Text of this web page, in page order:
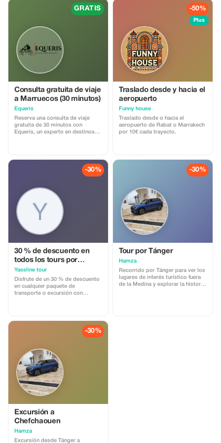
finalizar cuatro días después en la
vibrante ciudad de Marrakech.
GRATIS
Consulta gratuita de viaje
a Marruecos (30 minutos)
Equeris
Reserva una consulta de viaje
gratuita de 30 minutos con
Equeris, un experto en destinos
Marruecos con claridad y
confianza. Discutiremos tu estilo
de viaje, ideas de itinerario,
información local, con consejos
honestos y prácticos. Lo que
incluye: • Guía personalizada del
viaje • Recomendaciones sobre
destino y ruta • Asesoramiento
sobre alojamiento y experiencias
• Consejos culturales e
información local Sin obligaciones
ni costes ocultos. Perfecto para
viajeros que desean
asesoramiento especializado
antes de reservar o finalizar sus
planes.
-50%
Plus
Traslado desde y hacia el
aeropuerto
Funny house
Traslado desde o hacia el
aeropuerto de Rabat o Marrakech
por 10€ cada trayecto.
-30%
30 % de descuento en
todos los tours por
Marruecos
Yassline tour
Disfrute de un 30 % de descuento
en cualquier paquete de
transporte o excursión con
-30%
Tour por Tánger
Hamza
Recorrido por Tánger para ver los
lugares de interés turístico fuera
de la Medina y explorar la historia
-30%
Excursión a
Chefchaouen
Hamza
Excursión desde Tánger a